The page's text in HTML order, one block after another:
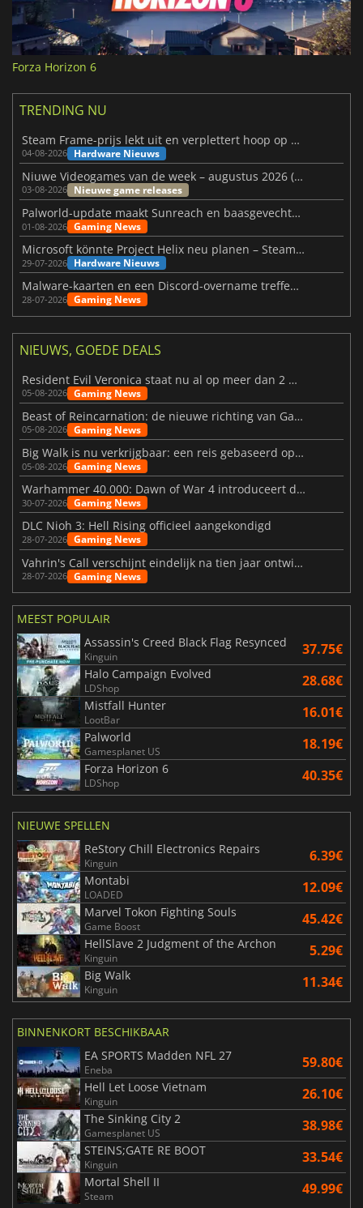
Forza Horizon 6
TRENDING NU
Steam Frame-prijs lekt uit en verplettert hoop op betaalbare VR
04-08-2026 Hardware Nieuws
Niuwe Videogames van de week – augustus 2026 (week 32)
03-08-2026 Nieuwe game releases
Palworld-update maakt Sunreach en baasgevechten stabieler
01-08-2026 Gaming News
Microsoft könnte Project Helix neu planen – Steam-Support wackelt
29-07-2026 Hardware Nieuws
Malware-kaarten en een Discord-overname treffen Meccha Chameleon
28-07-2026 Gaming News
NIEUWS, GOEDE DEALS
Resident Evil Veronica staat nu al op meer dan 2 miljoen verlanglijstjes
05-08-2026 Gaming News
Beast of Reincarnation: de nieuwe richting van Game Freak
05-08-2026 Gaming News
Big Walk is nu verkrijgbaar: een reis gebaseerd op vriendschap
05-08-2026 Gaming News
Warhammer 40.000: Dawn of War 4 introduceert de Necron-factie
30-07-2026 Gaming News
DLC Nioh 3: Hell Rising officieel aangekondigd
28-07-2026 Gaming News
Vahrin's Call verschijnt eindelijk na tien jaar ontwikkeling
28-07-2026 Gaming News
MEEST POPULAIR
Assassin's Creed Black Flag Resynced
Kinguin 37.75€
Halo Campaign Evolved
LDShop 28.68€
Mistfall Hunter
LootBar 16.01€
Palworld
Gamesplanet US 18.19€
Forza Horizon 6
LDShop 40.35€
NIEUWE SPELLEN
ReStory Chill Electronics Repairs
Kinguin 6.39€
Montabi
LOADED 12.09€
Marvel Tokon Fighting Souls
Game Boost 45.42€
HellSlave 2 Judgment of the Archon
Kinguin 5.29€
Big Walk
Kinguin 11.34€
BINNENKORT BESCHIKBAAR
EA SPORTS Madden NFL 27
Eneba 59.80€
Hell Let Loose Vietnam
Kinguin 26.10€
The Sinking City 2
Gamesplanet US 38.98€
STEINS;GATE RE BOOT
Kinguin 33.54€
Mortal Shell II
Steam 49.99€